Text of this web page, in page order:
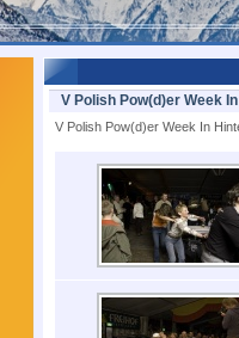
V Polish Pow(d)er Week
V Polish Pow(d)er Week In